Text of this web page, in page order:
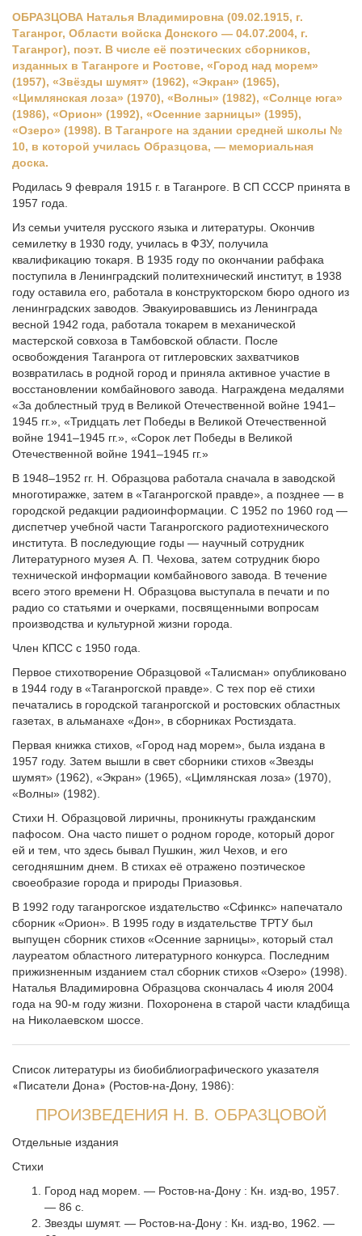
ОБРАЗЦОВА Наталья Владимировна (09.02.1915, г.
Таганрог, Области войска Донского — 04.07.2004, г.
Таганрог), поэт. В числе её поэтических сборников,
изданных в Таганроге и Ростове, «Город над морем»
(1957), «Звёзды шумят» (1962), «Экран» (1965),
«Цимлянская лоза» (1970), «Волны» (1982), «Солнце юга»
(1986), «Орион» (1992), «Осенние зарницы» (1995),
«Озеро» (1998). В Таганроге на здании средней школы №
10, в которой училась Образцова, — мемориальная
доска.
Родилась 9 февраля 1915 г. в Таганроге. В СП СССР принята в
1957 года.
Из семьи учителя русского языка и литературы. Окончив
семилетку в 1930 году, училась в ФЗУ, получила
квалификацию токаря. В 1935 году по окончании рабфака
поступила в Ленинградский политехнический институт, в 1938
году оставила его, работала в конструкторском бюро одного из
ленинградских заводов. Эвакуировавшись из Ленинграда
весной 1942 года, работала токарем в механической
мастерской совхоза в Тамбовской области. После
освобождения Таганрога от гитлеровских захватчиков
возвратилась в родной город и приняла активное участие в
восстановлении комбайнового завода. Награждена медалями
«За доблестный труд в Великой Отечественной войне 1941–
1945 гг.», «Тридцать лет Победы в Великой Отечественной
войне 1941–1945 гг.», «Сорок лет Победы в Великой
Отечественной войне 1941–1945 гг.»
В 1948–1952 гг. Н. Образцова работала сначала в заводской
многотиражке, затем в «Таганрогской правде», а позднее — в
городской редакции радиоинформации. С 1952 по 1960 год —
диспетчер учебной части Таганрогского радиотехнического
института. В последующие годы — научный сотрудник
Литературного музея А. П. Чехова, затем сотрудник бюро
технической информации комбайнового завода. В течение
всего этого времени Н. Образцова выступала в печати и по
радио со статьями и очерками, посвященными вопросам
производства и культурной жизни города.
Член КПСС с 1950 года.
Первое стихотворение Образцовой «Талисман» опубликовано
в 1944 году в «Таганрогской правде». С тех пор её стихи
печатались в городской таганрогской и ростовских областных
газетах, в альманахе «Дон», в сборниках Ростиздата.
Первая книжка стихов, «Город над морем», была издана в
1957 году. Затем вышли в свет сборники стихов «Звезды
шумят» (1962), «Экран» (1965), «Цимлянская лоза» (1970),
«Волны» (1982).
Стихи Н. Образцовой лиричны, проникнуты гражданским
пафосом. Она часто пишет о родном городе, который дорог
ей и тем, что здесь бывал Пушкин, жил Чехов, и его
сегодняшним днем. В стихах её отражено поэтическое
своеобразие города и природы Приазовья.
В 1992 году таганрогское издательство «Сфинкс» напечатало
сборник «Орион». В 1995 году в издательстве ТРТУ был
выпущен сборник стихов «Осенние зарницы», который стал
лауреатом областного литературного конкурса. Последним
прижизненным изданием стал сборник стихов «Озеро» (1998).
Наталья Владимировна Образцова скончалась 4 июля 2004
года на 90-м году жизни. Похоронена в старой части кладбища
на Николаевском шоссе.
Список литературы из биобиблиографического указателя
«Писатели Дона» (Ростов-на-Дону, 1986):
ПРОИЗВЕДЕНИЯ Н. В. ОБРАЗЦОВОЙ
Отдельные издания
Стихи
Город над морем. — Ростов-на-Дону : Кн. изд-во, 1957.
— 86 с.
Звезды шумят. — Ростов-на-Дону : Кн. изд-во, 1962. —